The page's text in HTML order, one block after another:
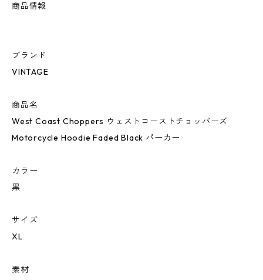
商品情報
ブランド
VINTAGE
商品名
West Coast Choppers ウェストコーストチョッパーズ
Motorcycle Hoodie Faded Black パーカー
カラー
黒
サイズ
XL
素材